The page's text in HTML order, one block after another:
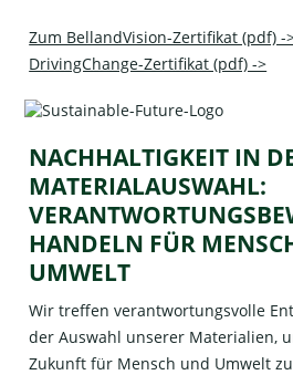
Zum BellandVision-Zertifikat (pdf) -
DrivingChange-Zertifikat (pdf) ->
NACHHALTIGKEIT IN
MATERIALAUSWAHL:
HANDELN FÜR
UMWELT
Wir treffen verantwortungsvolle
der Auswahl unserer Materialien,
Zukunft für Mensch und Umwelt